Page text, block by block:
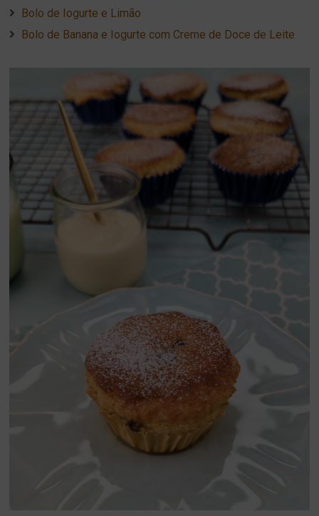
Bolo de Iogurte e Limão
Bolo de Banana e Iogurte com Creme de Doce de Leite